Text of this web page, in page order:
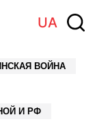
UA
ВОЙНА
И РФ